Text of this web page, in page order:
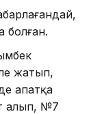
болған.
жатып,
апатқа
алып, №7